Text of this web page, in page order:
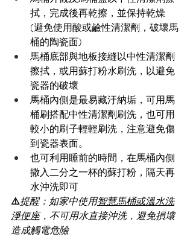
拭，完成後再乾擦，並保持乾燥
(避免使用酸或鹼性清潔劑，破壞馬
桶的陶瓷面)
馬桶底部與地板接縫以中性清潔劑
擦拭，或用蘇打粉水刷洗，以避免
瓷器的破壞
馬桶內側是最易藏汙納垢，可用馬
桶刷搭配中性清潔劑刷洗，也可用
較小的刷子輕輕刷洗，注意避免傷
到瓷器表面。
也可利用睡前的時間，在馬桶內側
撒入二分之一杯的蘇打粉，隔天再
水沖洗即可
⚠️提醒：如家中使用智慧馬桶或溫水洗
淨便座，不可用水直接沖洗，避免損壞
造成觸電危險